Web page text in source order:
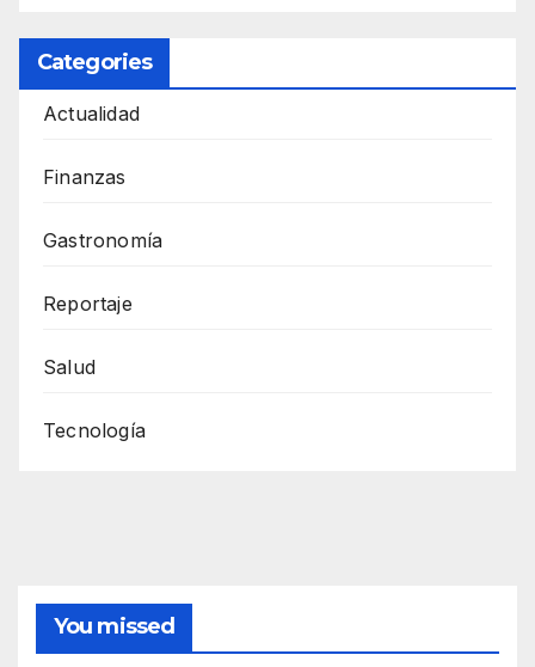
Categories
Actualidad
Finanzas
Gastronomía
Reportaje
Salud
Tecnología
You missed